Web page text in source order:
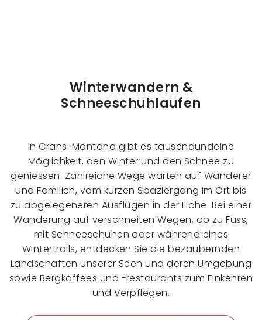
Winterwandern &
Schneeschuhlaufen
In Crans-Montana gibt es tausendundeine
Möglichkeit, den Winter und den Schnee zu
geniessen. Zahlreiche Wege warten auf Wanderer
und Familien, vom kurzen Spaziergang im Ort bis
zu abgelegeneren Ausflügen in der Höhe. Bei einer
Wanderung auf verschneiten Wegen, ob zu Fuss,
mit Schneeschuhen oder während eines
Wintertrails, entdecken Sie die bezaubernden
Landschaften unserer Seen und deren Umgebung
sowie Bergkaffees und -restaurants zum Einkehren
und Verpflegen.